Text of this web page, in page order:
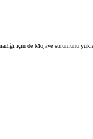
için de Mojave sürümünü